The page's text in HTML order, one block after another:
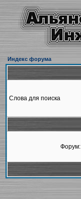
Индекс форума
Слова для поиска
Форум: